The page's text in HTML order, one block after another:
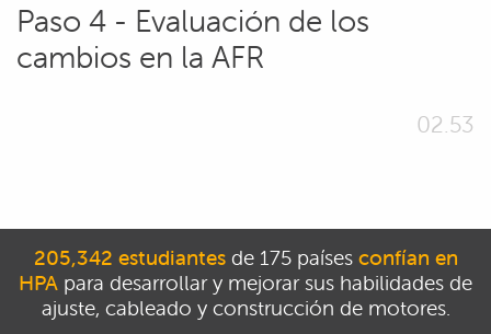
Paso 4 - Evaluación de los
cambios en la AFR
02.53
205,342 estudiantesde 175 países confían en
HPA para desarrollar y mejorar sus habilidades de
ajuste, cableado y construcción de motores.